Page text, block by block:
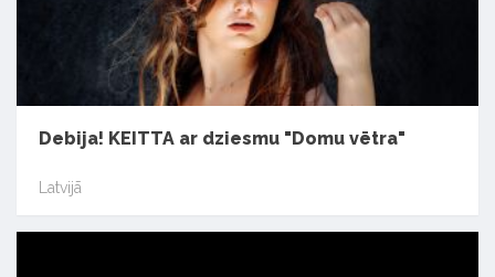
Debija! KEITTA ar dziesmu "Domu vētra"
Latvijā